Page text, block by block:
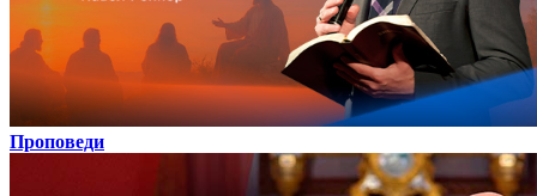
Проповеди